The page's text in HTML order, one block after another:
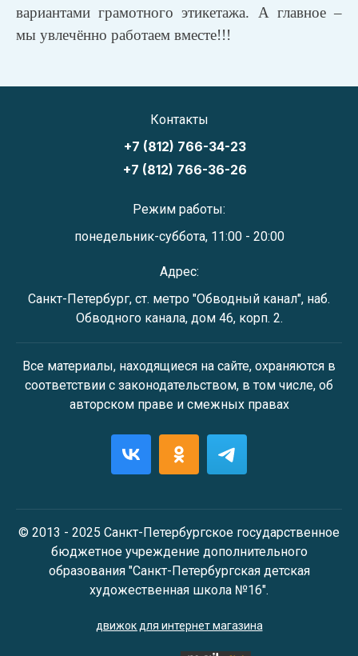
вариантами грамотного этикетажа. А главное –
мы увлечённо работаем вместе!!!
Контакты
+7 (812) 766-34-23
+7 (812) 766-36-26
Режим работы:
понедельник-суббота, 11:00 - 20:00
Адрес:
Санкт-Петербург, ст. метро "Обводный канал", наб.
Обводного канала, дом 46, корп. 2.
Все материалы, находящиеся на сайте, охраняются в
соответствии с законодательством, в том числе, об
авторском праве и смежных правах
© 2013 - 2025 Санкт-Петербургское государственное
бюджетное учреждение дополнительного
образования "Санкт-Петербургская детская
художественная школа №16".
движок для интернет магазина